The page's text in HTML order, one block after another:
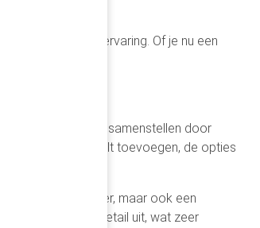
perfecte borrelervaring. Of je nu een
traktatie.
kerstpakketten samenstellen door
kazen wilt toevoegen, de opties
persoonlijker, maar ook een
aandacht voor detail uit, wat zeer